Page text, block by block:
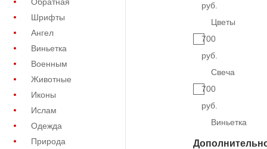
Шрифты
Ангел
Виньетка
Военным
Животные
Иконы
Ислам
Одежда
Природа
руб.
Цветы
700
руб.
Свеча
700
руб.
Виньетка